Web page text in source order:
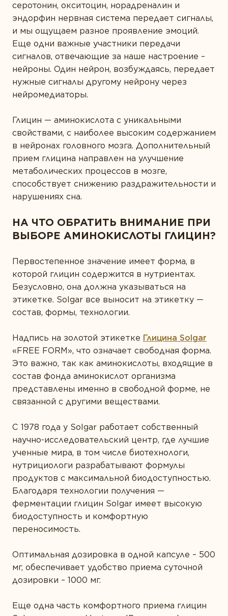
серотонин, окситоцин, норадреналин и
эндорфин нервная система передает сигналы,
и мы ощущаем разное проявление эмоций.
Еще одни важные участники передачи
сигналов, отвечающие за наше настроение –
нейроны. Один нейрон, возбуждаясь, передает
нужные сигналы другому нейрону через
нейромедиаторы.
Глицин — аминокислота с уникальными
свойствами, с наиболее высоким содержанием
в нейронах головного мозга. Дополнительный
прием глицина направлен на улучшение
метаболических процессов в мозге,
способствует снижению раздражительности и
нарушениях сна.
НА ЧТО ОБРАТИТЬ ВНИМАНИЕ ПРИ
ВЫБОРЕ АМИНОКИСЛОТЫ ГЛИЦИН?
Первостепенное значение имеет форма, в
которой глицин содержится в нутриентах.
Безусловно, она должна указываться на
этикетке. Solgar все выносит на этикетку —
состав, формы, технологии.
Надпись на золотой этикетке Глицина Solgar
«FREE FORM», что означает свободная форма.
Это важно, так как аминокислоты, входящие в
состав фонда аминокислот организма
представлены именно в свободной форме, не
связанной с другими веществами.
С 1978 года у Solgar работает собственный
научно-исследовательский центр, где лучшие
ученные мира, в том числе биотехнологи,
нутрициологи разрабатывают формулы
продуктов с максимальной биодоступностью.
Благодаря технологии получения —
ферментации глицин Solgar имеет высокую
биодоступность и комфортную
переносимость.
Оптимальная дозировка в одной капсуле – 500
мг, обеспечивает удобство приема суточной
дозировки – 1000 мг.
Еще одна часть комфортного приема глицин